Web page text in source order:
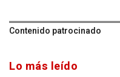
Contenido patrocinado
Lo más leído